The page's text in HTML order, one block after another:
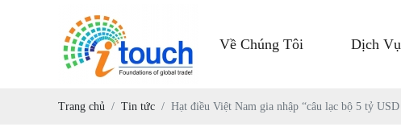
Về Chúng Tôi Dịch Vụ
Trang chủ Tin tức Hạt điều Việt Nam gia nhập “câu lạc bộ 5 tỷ USD